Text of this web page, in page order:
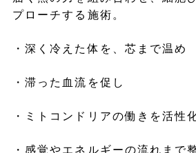
プローチする施術。
・深く冷えた体を、芯まで温め
・滞った血流を促し
・ミトコンドリアの働きを活性
・感覚やエネルギーの流れまで